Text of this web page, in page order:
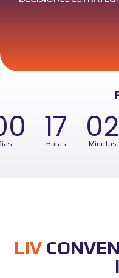
17
Horas 02
Minutos
LIV